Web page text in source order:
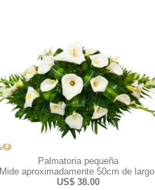
Palmatoria pequeña
Mide aproximadamente 50cm de largo.
US$ 38.00